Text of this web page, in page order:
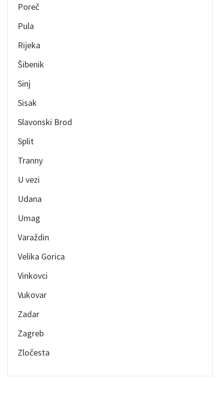
Poreč
Pula
Rijeka
Šibenik
Sinj
Sisak
Slavonski Brod
Split
Tranny
U vezi
Udana
Umag
Varaždin
Velika Gorica
Vinkovci
Vukovar
Zadar
Zagreb
Zločesta